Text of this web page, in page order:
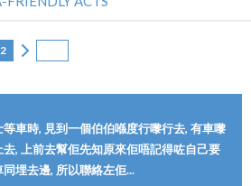
2
等車時, 見到一個伯伯喺度行嚟行去, 有車嚟
去, 上前去幫佢先知原來佢唔記得咗自己要
同埋去邊, 所以聯絡左佢...